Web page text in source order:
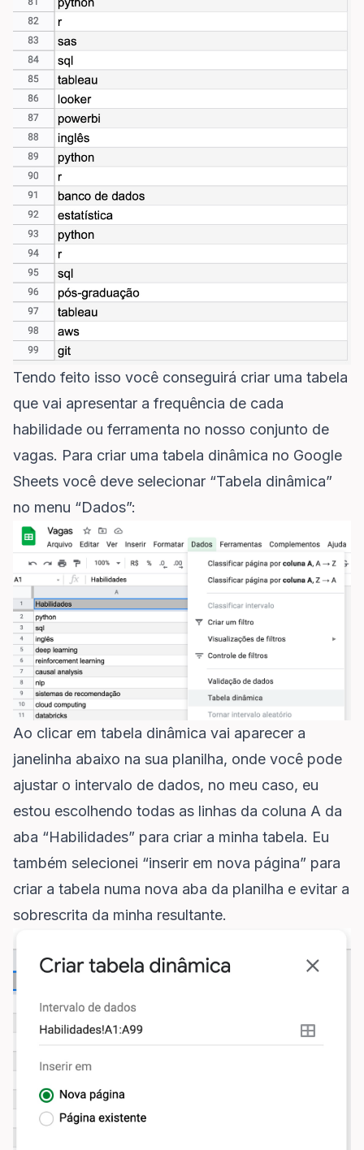
Tendo feito isso você conseguirá criar uma tabela
que vai apresentar a frequência de cada
habilidade ou ferramenta no nosso conjunto de
vagas. Para criar uma tabela dinâmica no Google
Sheets você deve selecionar “Tabela dinâmica”
no menu “Dados”:
Ao clicar em tabela dinâmica vai aparecer a
janelinha abaixo na sua planilha, onde você pode
ajustar o intervalo de dados, no meu caso, eu
estou escolhendo todas as linhas da coluna A da
aba “Habilidades” para criar a minha tabela. Eu
também selecionei “inserir em nova página” para
criar a tabela numa nova aba da planilha e evitar a
sobrescrita da minha resultante.